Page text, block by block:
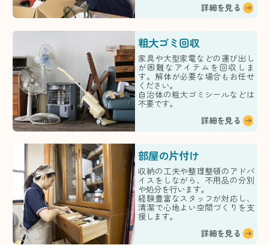
詳細を見る
粗大ゴミ回収
家具や大型家電などの運び出し
が困難なアイテムを回収しま
す。解体が必要な場合もお任せ
ください。
自治体の粗大ゴミシールなどは
不要です。
詳細を見る
部屋の片付け
収納の工夫や整理整頓のアドバ
イスをしながら、不用品の分別
や処分を行います。
経験豊富なスタッフが対応し、
清潔で心地よい空間づくりを支
援します。
詳細を見る